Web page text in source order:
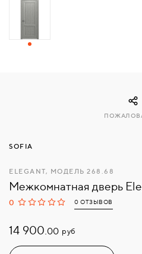
SOFIA
ELEGANT, МОДЕЛЬ 268.68
Межкомнатная дверь
0 0 ОТЗЫВОВ
14 900.00 руб